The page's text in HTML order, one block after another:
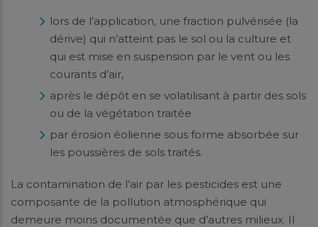
lors de l’application, une fraction pulvérisée (la
dérive) qui n’atteint pas le sol ou la culture et
qui est mise en suspension par le vent ou les
courants d’air,
après le dépôt en se volatilisant à partir des sols
ou de la végétation traitée
par érosion éolienne sous forme absorbée sur
les poussières de sols traités.
La contamination de l’air par les pesticides est une
composante de la pollution atmosphérique qui
demeure moins documentée que d’autres milieux. Il